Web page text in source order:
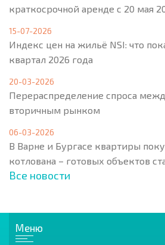
краткосрочной аренде с 20 мая
15-07-2026
Индекс цен на жильё NSI: что
квартал 2026 года
20-03-2026
Перераспределение спроса
вторичным рынком
06-03-2026
В Варне и Бургасе квартиры
котлована – готовых объектов
Все новости
Меню